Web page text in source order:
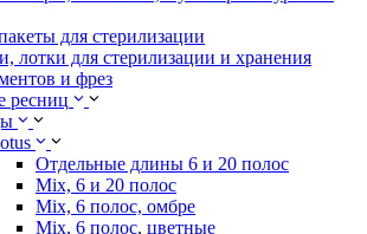
для стерилизации
лотки для стерилизации и хранения
и фрез
ресниц
Отдельные длины 6 и 20 полос
Mix, 6 и 20 полос
Mix, 6 полос, омбре
Mix, 6 полос, цветные